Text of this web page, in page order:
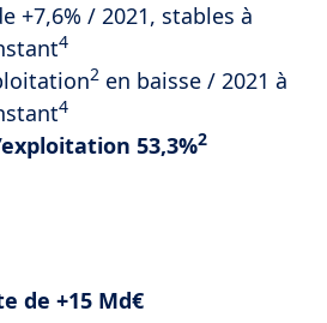
+7,6% / 2021, stables à
4
2 en baisse / 2021 à
4
53,3%2
de +15 Md€